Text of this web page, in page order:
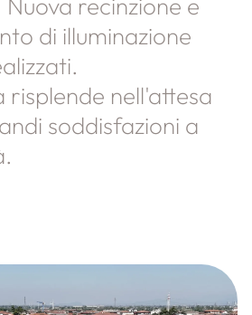
di illuminazione
risplende nell'attesa
soddisfazioni a